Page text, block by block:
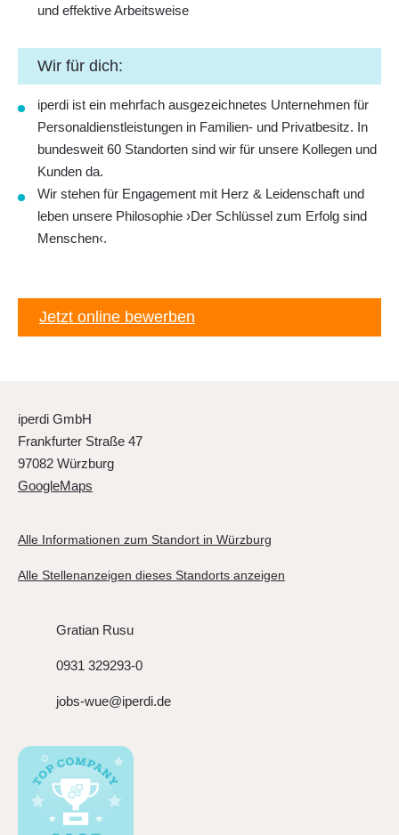
und effektive Arbeitsweise
Wir für dich:
iperdi ist ein mehrfach ausgezeichnetes Unternehmen für
Personaldienstleistungen in Familien- und Privatbesitz. In
bundesweit 60 Standorten sind wir für unsere Kollegen und
Kunden da.
Wir stehen für Engagement mit Herz & Leidenschaft und
leben unsere Philosophie ›Der Schlüssel zum Erfolg sind
Menschen‹.
Jetzt online bewerben
iperdi GmbH
Frankfurter Straße 47
97082 Würzburg
GoogleMaps
Alle Informationen zum Standort in Würzburg
Alle Stellenanzeigen dieses Standorts anzeigen
Gratian Rusu
0931 329293-0
jobs-wue@iperdi.de